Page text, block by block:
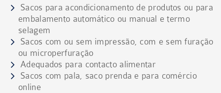
Sacos para acondicionamento de produtos ou para
embalamento automático ou manual e termo
selagem
Sacos com ou sem impressão, com e sem furação
ou microperfuração​
Adequados para contacto alimentar
Sacos com pala, saco prenda e para comércio
online